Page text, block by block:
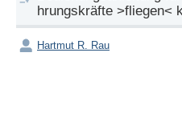
hrungskräfte >fliegen<
Hartmut R. Rau